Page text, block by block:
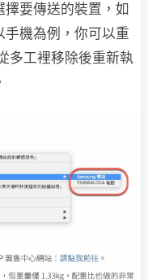
要傳送的裝置，如
機為例，你可以重
多工裡移除後重新執